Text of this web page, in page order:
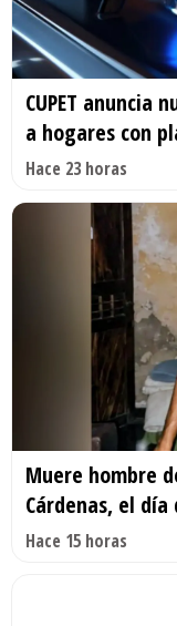
CUPET anuncia
a hogares con
Hace 23 horas
Muere hombre
Cárdenas, el
Hace 15 horas